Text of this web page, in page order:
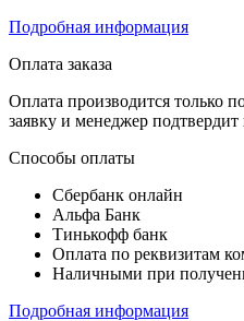
Подробная информация
Оплата заказа
Оплата производится только
заявку и менеджер подтвердит
Способы оплаты
Сбербанк онлайн
Альфа Банк
Тинькофф банк
Оплата по реквизитам
Наличными при
Подробная информация